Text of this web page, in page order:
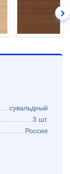
сувальдный
3 шт.
Россия